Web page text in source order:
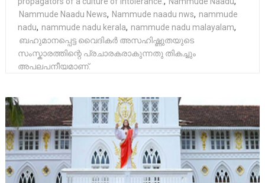
Nammude Naadu News, Nammude naadu nws, nammude
nadu, nammude nadu kerala, nammude nadu malayalam,
ബഹുമാനപ്പെട്ട വൈദികർ അസഹിഷ്ണുതയുടെ
സംസ്കാരത്തിന്റെ പ്രചാരകരാകുന്നതു തികച്ചും
അപലപനീയമാണ്.